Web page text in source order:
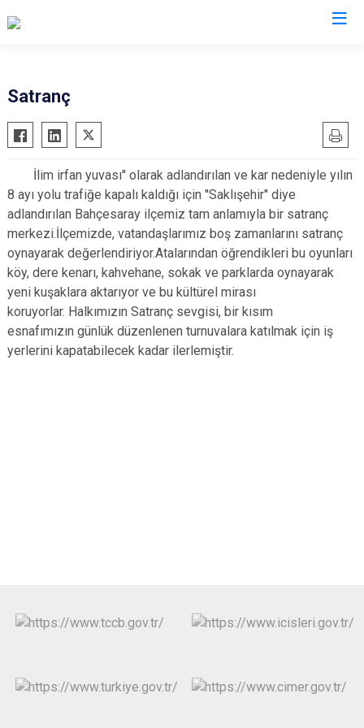
Bahçesaray
Başkale
Çaldıran
Çatak
Edremit
Erciş
Gevaş
Özalp
Saray
İpekyolu
Tuşba
Satranç
İlim irfan yuvası'' olarak adlandırılan ve kar nedeniyle yılın
8 ayı yolu trafiğe kapalı kaldığı için ''Saklışehir'' diye
adlandırılan Bahçesaray ilçemiz tam anlamıyla bir satranç
merkezi.İlçemizde, vatandaşlarımız boş zamanlarını satranç
oynayarak değerlendiriyor.Atalarından öğrendikleri bu oyunları
köy, dere kenarı, kahvehane, sokak ve parklarda oynayarak
yeni kuşaklara aktarıyor ve bu kültürel mirası
koruyorlar. Halkımızın Satranç sevgisi, bir kısım
esnafımızın günlük düzenlenen turnuvalara katılmak için iş
yerlerini kapatabilecek kadar ilerlemiştir.